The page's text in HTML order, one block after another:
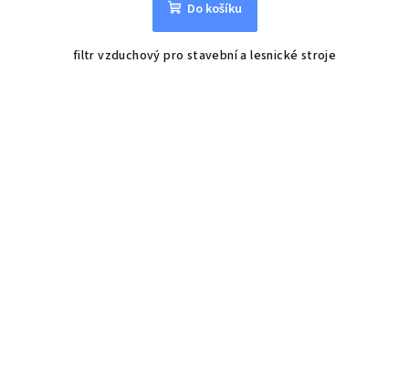
Do košíku
filtr vzduchový pro stavební a lesnické stroje